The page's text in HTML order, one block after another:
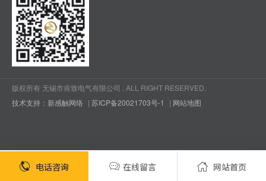
电话咨询 网站首页
在线留言
版权所有 无锡市肯致电气有限公司 . ALL RIGHT RESERVED.
技术支持：新感触网络 | 苏ICP备20021703号-1 | 网站地图